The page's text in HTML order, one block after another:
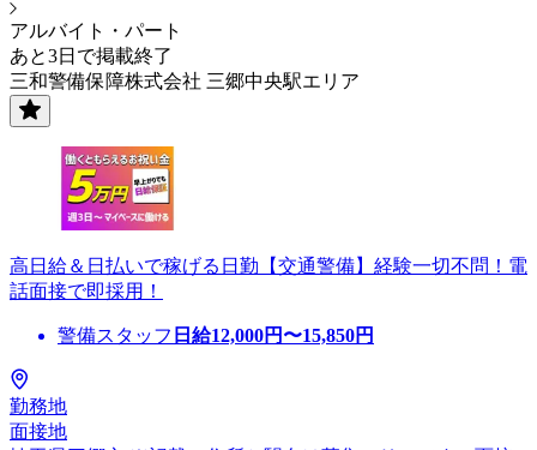
アルバイト・パート
あと3日で掲載終了
三和警備保障株式会社 三郷中央駅エリア
高日給＆日払いで稼げる日勤【交通警備】経験一切不問！電
話面接で即採用！
警備スタッフ 日給12,000円〜15,850円
勤務地
面接地